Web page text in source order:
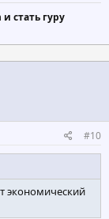
стать гуру
#10
экономический